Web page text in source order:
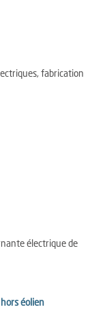
fabrication
électrique de
éolien